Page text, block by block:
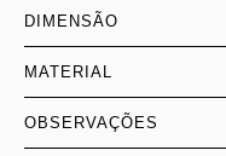
DIMENSÃO
MATERIAL
OBSERVAÇÕES